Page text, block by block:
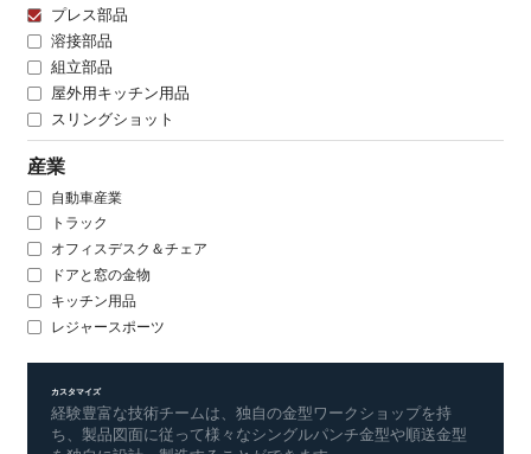
プレス部品
溶接部品
組立部品
屋外用キッチン用品
スリングショット
産業
自動車産業
トラック
オフィスデスク＆チェア
ドアと窓の金物
キッチン用品
レジャースポーツ
カスタマイズ
経験豊富な技術チームは、独自の金型ワークショップを持
ち、製品図面に従って様々なシングルパンチ金型や順送金型